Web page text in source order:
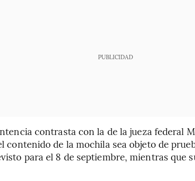
PUBLICIDAD
contrasta con la de la jueza federal
contenido de la mochila sea objeto de
para el 8 de septiembre, mientras que